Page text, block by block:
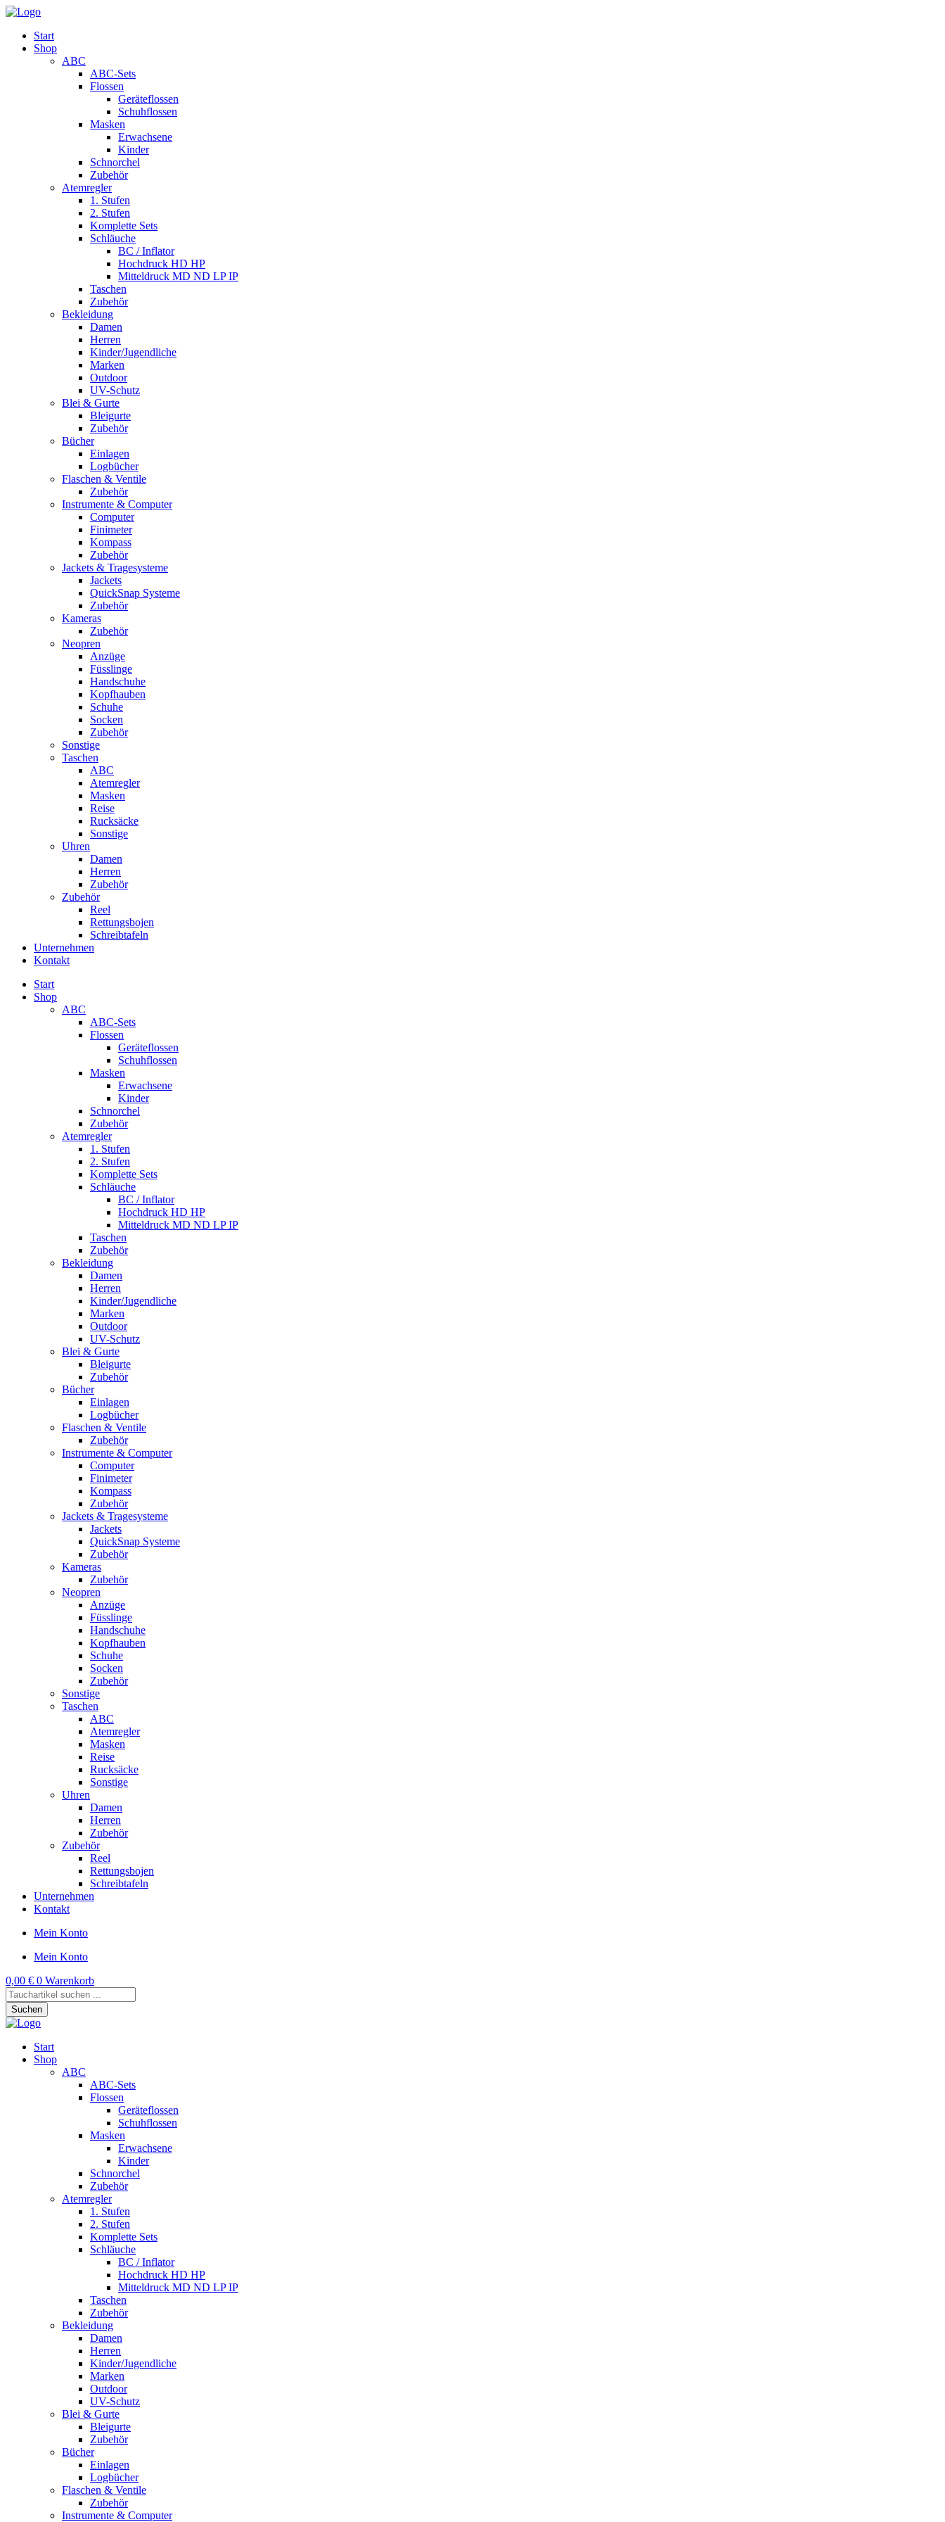
Start
Shop
ABC
ABC-Sets
Flossen
Geräteflossen
Schuhflossen
Masken
Erwachsene
Kinder
Schnorchel
Zubehör
Atemregler
1. Stufen
2. Stufen
Komplette Sets
Schläuche
BC / Inflator
Hochdruck HD HP
Mitteldruck MD ND LP IP
Taschen
Zubehör
Bekleidung
Damen
Herren
Kinder/Jugendliche
Marken
Outdoor
UV-Schutz
Blei & Gurte
Bleigurte
Zubehör
Bücher
Einlagen
Logbücher
Flaschen & Ventile
Zubehör
Instrumente & Computer
Computer
Finimeter
Kompass
Zubehör
Jackets & Tragesysteme
Jackets
QuickSnap Systeme
Zubehör
Kameras
Zubehör
Neopren
Anzüge
Füsslinge
Handschuhe
Kopfhauben
Schuhe
Socken
Zubehör
Sonstige
Taschen
ABC
Atemregler
Masken
Reise
Rucksäcke
Sonstige
Uhren
Damen
Herren
Zubehör
Zubehör
Reel
Rettungsbojen
Schreibtafeln
Unternehmen
Kontakt
Start
Shop
ABC
ABC-Sets
Flossen
Geräteflossen
Schuhflossen
Masken
Erwachsene
Kinder
Schnorchel
Zubehör
Atemregler
1. Stufen
2. Stufen
Komplette Sets
Schläuche
BC / Inflator
Hochdruck HD HP
Mitteldruck MD ND LP IP
Taschen
Zubehör
Bekleidung
Damen
Herren
Kinder/Jugendliche
Marken
Outdoor
UV-Schutz
Blei & Gurte
Bleigurte
Zubehör
Bücher
Einlagen
Logbücher
Flaschen & Ventile
Zubehör
Instrumente & Computer
Computer
Finimeter
Kompass
Zubehör
Jackets & Tragesysteme
Jackets
QuickSnap Systeme
Zubehör
Kameras
Zubehör
Neopren
Anzüge
Füsslinge
Handschuhe
Kopfhauben
Schuhe
Socken
Zubehör
Sonstige
Taschen
ABC
Atemregler
Masken
Reise
Rucksäcke
Sonstige
Uhren
Damen
Herren
Zubehör
Zubehör
Reel
Rettungsbojen
Schreibtafeln
Unternehmen
Kontakt
Mein Konto
Mein Konto
0,00 € 0 Warenkorb
Products
search
Suchen
Start
Shop
ABC
ABC-Sets
Flossen
Geräteflossen
Schuhflossen
Masken
Erwachsene
Kinder
Schnorchel
Zubehör
Atemregler
1. Stufen
2. Stufen
Komplette Sets
Schläuche
BC / Inflator
Hochdruck HD HP
Mitteldruck MD ND LP IP
Taschen
Zubehör
Bekleidung
Damen
Herren
Kinder/Jugendliche
Marken
Outdoor
UV-Schutz
Blei & Gurte
Bleigurte
Zubehör
Bücher
Einlagen
Logbücher
Flaschen & Ventile
Zubehör
Instrumente & Computer